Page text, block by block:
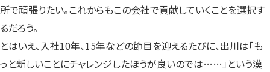
所で頑張りたい。これからもこの会社で貢献していくことを選択す
るだろう。
とはいえ、入社10年、15年などの節目を迎えるたびに、出川は「も
っと新しいことにチャレンジしたほうが良いのでは……」という漠